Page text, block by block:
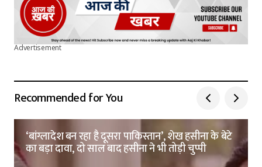
Advertisement
Recommended for You
‘बांग्लादेश बन रहा है दूसरा पाकिस्तान’, शेख हसीना के बेटे
का बड़ा दावा, दो साल बाद हसीना ने भी तोड़ी चुप्पी